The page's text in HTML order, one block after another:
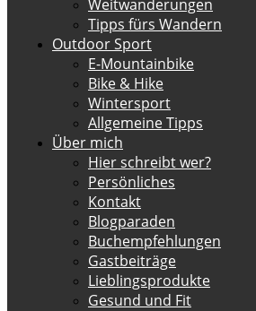
Weitwanderungen
Tipps fürs Wandern
Outdoor Sport
E-Mountainbike
Bike & Hike
Wintersport
Allgemeine Tipps
Über mich
Hier schreibt wer?
Persönliches
Kontakt
Blogparaden
Buchempfehlungen
Gastbeiträge
Lieblingsprodukte
Gesund und Fit